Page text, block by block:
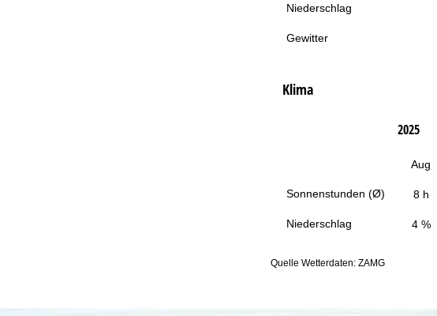
Niederschlag
Gewitter
Klima
Sonnenstunden (Ø)
Niederschlag
2025
Aug
8 h
4 %
Quelle Wetterdaten: ZAMG